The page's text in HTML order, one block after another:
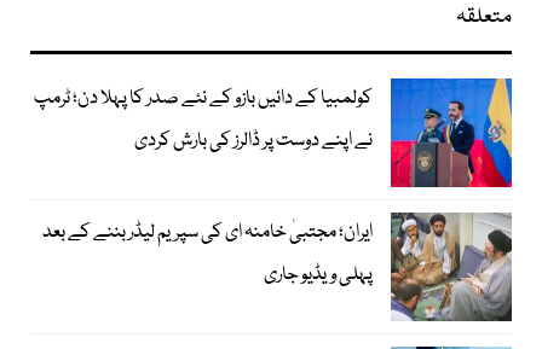
متعلقہ
کولمبیا کے دائیں بازو کے نئے صدر کا پہلا دن؛ ٹرمپ
نے اپنے دوست پر ڈالرز کی بارش کردی
ایران؛ مجتبیٰ خامنہ ای کی سپریم لیڈر بننے کے بعد
پہلی ویڈیو جاری